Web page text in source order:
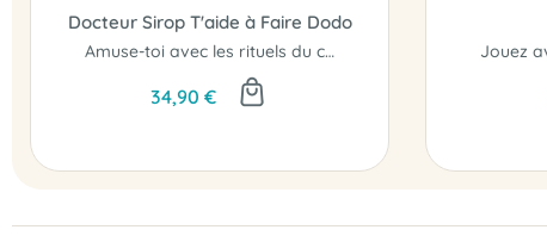
Docteur Sirop T'aide à Faire Dodo
Amuse-toi avec les rituels du coucher...
34,90 €